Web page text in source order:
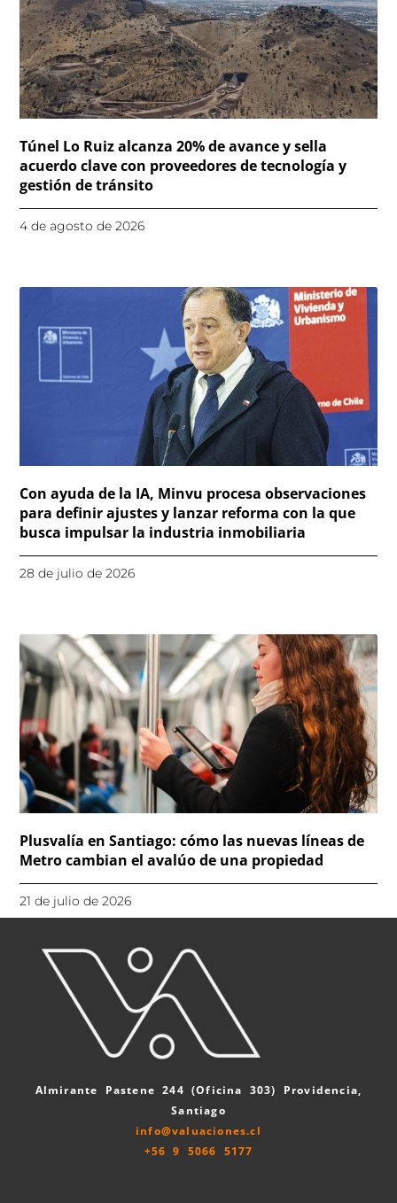
Túnel Lo Ruiz alcanza 20% de avance y sella
acuerdo clave con proveedores de tecnología y
gestión de tránsito
4 de agosto de 2026
Con ayuda de la IA, Minvu procesa observaciones
para definir ajustes y lanzar reforma con la que
busca impulsar la industria inmobiliaria
28 de julio de 2026
Plusvalía en Santiago: cómo las nuevas líneas de
Metro cambian el avalúo de una propiedad
21 de julio de 2026
Almirante Pastene 244 (Oficina 303) Providencia,
Santiago
info@valuaciones.cl
+56 9 5066 5177